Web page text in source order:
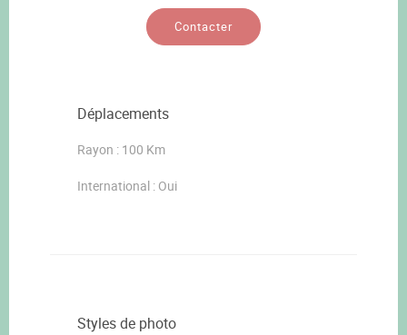
Contacter
Déplacements
Rayon : 100 Km
International : Oui
Styles de photo